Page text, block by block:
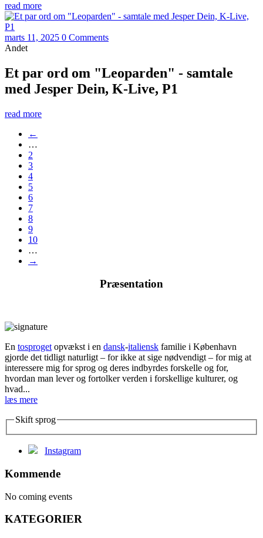
read more
marts 11, 2025 0 Comments
Andet
Et par ord om "Leoparden" - samtale
med Jesper Dein, K-Live, P1
read more
←
…
2
3
4
5
6
7
8
9
10
…
→
Præsentation
En tosproget opvækst i en dansk-italiensk familie i København
gjorde det tidligt naturligt – for ikke at sige nødvendigt – for mig at
interessere mig for sprog og deres indbyrdes forskelle og for,
hvordan man lever og fortolker verden i forskellige kulturer, og
hvad...
læs mere
Skift sprog
Instagram
Kommende
No coming events
KATEGORIER